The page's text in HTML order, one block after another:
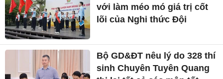
với làm méo mó giá trị cốt
lõi của Nghi thức Đội
Bộ GD&ĐT nêu lý do 328 thí
sinh Chuyên Tuyên Quang